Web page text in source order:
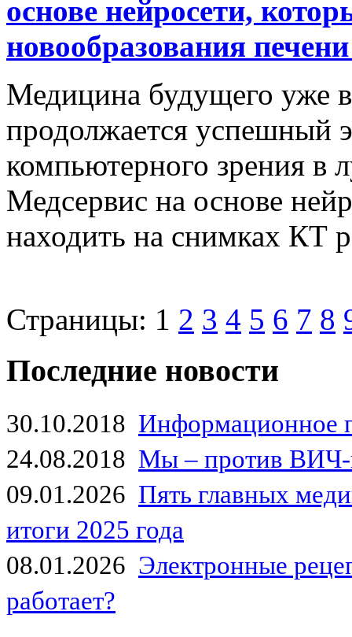
основе нейросети,
новообразования
Медицина будущего уже
продолжается успешный
компьютерного зрения в
Медсервис на основе
находить на снимках КТ
Страницы: 1 2 3 4 5 6 7 8
Последние новости
30.10.2018 Информационное
24.08.2018 Мы – против
09.01.2026 Пять главных
итоги 2025 года
08.01.2026 Электронные
работает?